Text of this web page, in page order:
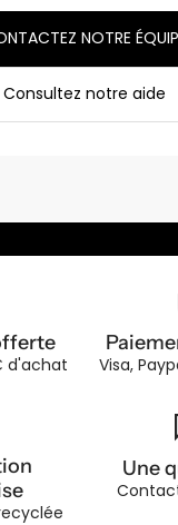
NOTRE
Consultez notre aide
d'achat Visa,
Une